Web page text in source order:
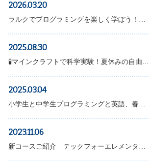
2026.03.20
ラルクでプログラミングを楽しく学ぼう！…
2025.08.30
🧪マインクラフトで科学実験！夏休みの自由…
2025.03.04
小学生と中学生プログラミングと英語、春…
2023.11.06
新コースご紹介 テックフォーエレメンタ…